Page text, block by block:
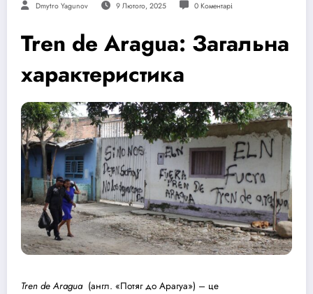
Dmytro Yagunov 9 Лютого, 2025 0 Коментарі
Tren de Aragua: Загальна
характеристика
Tren de Aragua(англ. «Потяг до Арагуа») – це